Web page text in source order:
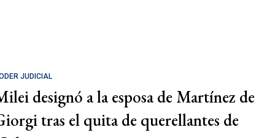
JUDICIAL
designó a la esposa de Martínez de
tras el quita de querellantes de